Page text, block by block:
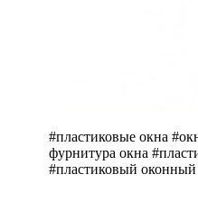
#пластиковые окна
фурнитура окна
#пластиковый